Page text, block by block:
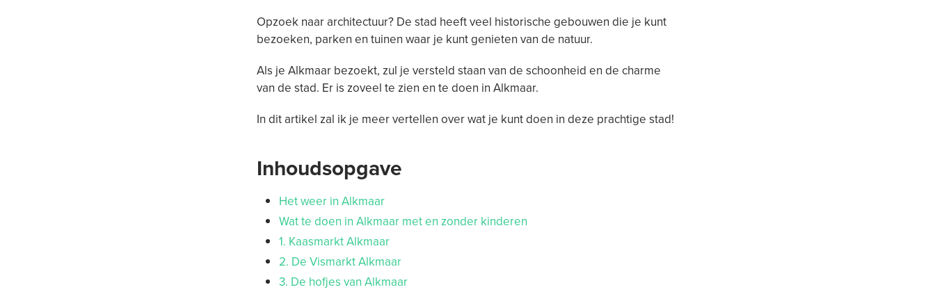
Opzoek naar architectuur? De stad heeft veel historische gebouwen die je kunt
bezoeken, parken en tuinen waar je kunt genieten van de natuur.
Als je Alkmaar bezoekt, zul je versteld staan van de schoonheid en de charme
van de stad. Er is zoveel te zien en te doen in Alkmaar.
In dit artikel zal ik je meer vertellen over wat je kunt doen in deze prachtige stad!
Inhoudsopgave
Het weer in Alkmaar
Wat te doen in Alkmaar met en zonder kinderen
1. Kaasmarkt Alkmaar
2. De Vismarkt Alkmaar
3. De hofjes van Alkmaar